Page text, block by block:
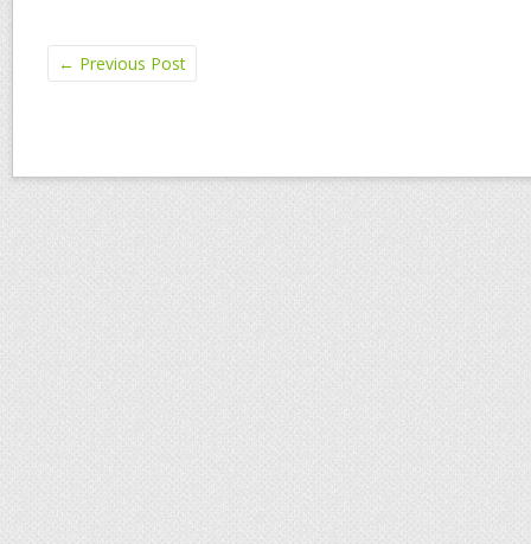
← Previous Post